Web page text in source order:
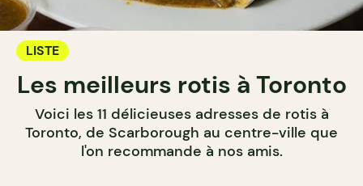
LISTE
Les meilleurs rotis à Toronto
Voici les 11 délicieuses adresses de rotis à
Toronto, de Scarborough au centre-ville que
l'on recommande à nos amis.